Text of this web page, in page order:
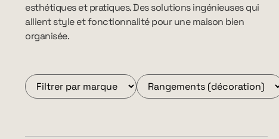
esthétiques et pratiques. Des solutions ingénieuses qui
allient style et fonctionnalité pour une maison bien
organisée.